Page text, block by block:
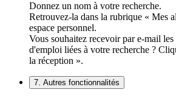
Donnez un nom à votre recherche.
Retrouvez-la dans la rubrique « Mes
espace personnel.
Vous souhaitez recevoir par e-mail
d'emploi liées à votre recherche ?
la réception ».
7. Autres fonctionnalités